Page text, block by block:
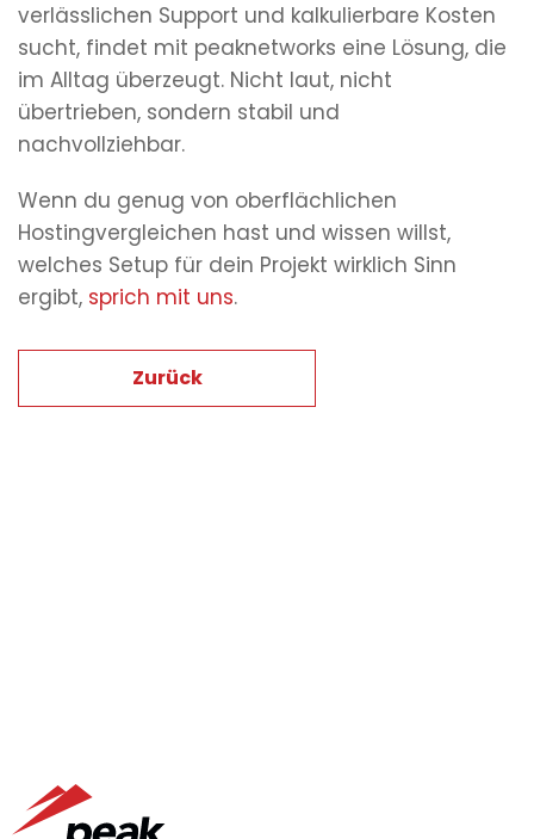
verlässlichen Support und kalkulierbare Kosten
sucht, findet mit peaknetworks eine Lösung, die
im Alltag überzeugt. Nicht laut, nicht
übertrieben, sondern stabil und
nachvollziehbar.
Wenn du genug von oberflächlichen
Hostingvergleichen hast und wissen willst,
welches Setup für dein Projekt wirklich Sinn
ergibt, sprich mit uns.
Zurück